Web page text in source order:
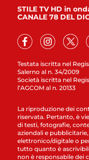
Testata iscritta nel
Salerno al n. 34/2009
Società iscritta nel
l’AGCOM al n. 20133
STILE TV HD in
CANALE 78 DEL
La riproduzione dei
riservata. Pertanto, è
di testi, fotografie,
aziendali e
elettronico/digitale o
tutto quanto è
non è responsabile dei